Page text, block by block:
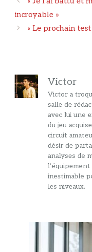
des
incroyable »
« Le prochain
Victor
Victor a
salle de
avec lui une
du jeu
circuit
désir de
analyses de
inestimable
les niveaux.